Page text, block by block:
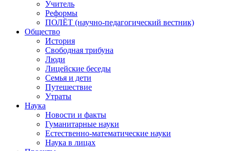
Учитель
Реформы
ПОЛЁТ (научно-педагогический вестник)
Общество
История
Свободная трибуна
Люди
Лицейские беседы
Семья и дети
Путешествие
Утраты
Наука
Новости и факты
Гуманитарные науки
Естественно-математические науки
Наука в лицах